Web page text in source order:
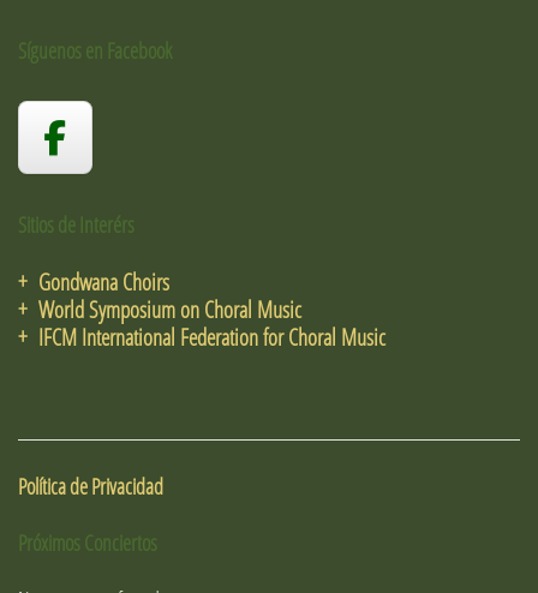
Síguenos en Facebook
Sitios de Interérs
+ Gondwana Choirs
+ World Symposium on Choral Music
+ IFCM International Federation for Choral Music
Política de Privacidad
Próximos Conciertos